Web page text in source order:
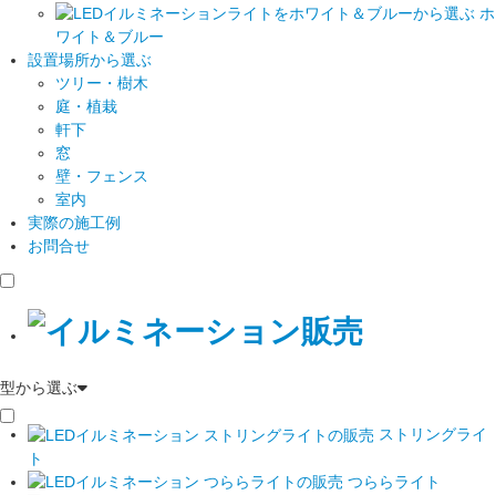
ホ
ワイト＆ブルー
設置場所から選ぶ
ツリー・樹木
庭・植栽
軒下
窓
壁・フェンス
室内
実際の施工例
お問合せ
型から選ぶ
ストリングライ
ト
つららライト